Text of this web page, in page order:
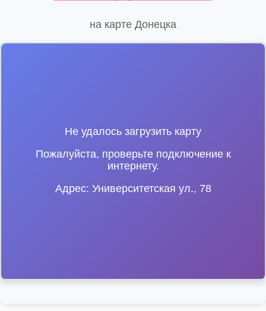
на карте Донецка
Не удалось загрузить карту
Пожалуйста, проверьте подключение к
интернету.
Адрес: Университетская ул., 78